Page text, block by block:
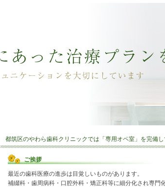
都筑区のやわら歯科クリニックでは「専用オペ室」を完備
ご挨拶
最近の歯科医療の進歩は目覚しいものがあります。
補綴科・歯周病科・口腔外科・矯正科等に細分化され専門